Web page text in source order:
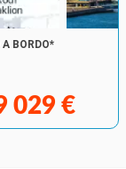
BORDO*
029 €